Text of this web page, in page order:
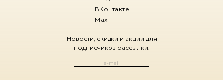
Новости, скидки и акции для
подписчиков рассылки:
ВКонтакте
Max